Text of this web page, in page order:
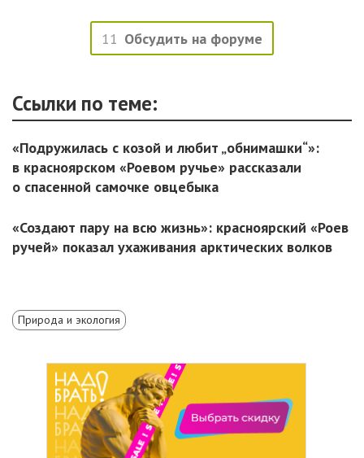
11 Обсудить на форуме
Ссылки по теме:
«Подружилась с козой и любит „обнимашки“»:
в красноярском «Роевом ручье» рассказали
о спасенной самочке овцебыка
«Создают пару на всю жизнь»: красноярский «Роев
ручей» показал ухаживания арктических волков
Природа и экология